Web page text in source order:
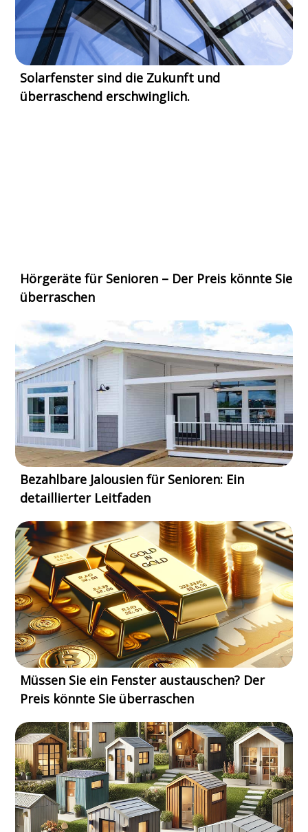
Solarfenster sind die Zukunft und
überraschend erschwinglich.
Hörgeräte für Senioren – Der Preis könnte Sie
überraschen
Bezahlbare Jalousien für Senioren: Ein
detaillierter Leitfaden
Müssen Sie ein Fenster austauschen? Der
Preis könnte Sie überraschen